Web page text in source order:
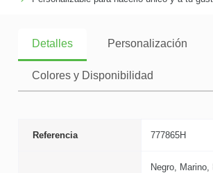
Detalles Personalización
Colores y Disponibilidad
Referencia 777865H
Negro, Marino,